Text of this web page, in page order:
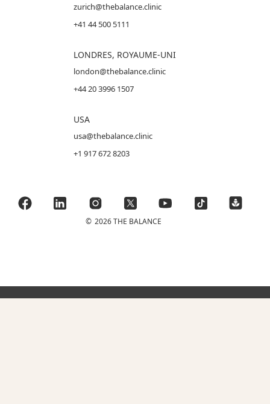
zurich@thebalance.clinic
+41 44 500 5111
LONDRES, ROYAUME-UNI
london@thebalance.clinic
+44 20 3996 1507
USA
usa@thebalance.clinic
+1 917 672 8203
© 2026 THE BALANCE